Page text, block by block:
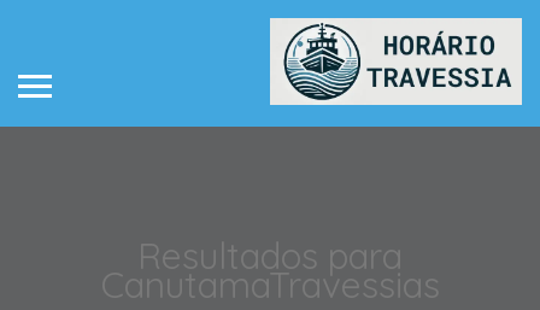
Resultados para
CanutamaTravessias